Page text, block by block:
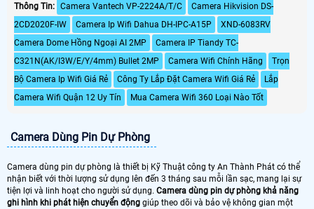
minh. Cung cấp khả năng giám sát
trực tiếp 2K để xem rõ những gì
đang xảy ra trong và xung quanh
nhà bạn
2.4GHz, 4G LTE, đèn hồng ngoại
20m và chuẩn chống nước IP66.
Sản phẩm cung cấp chất lượng hình
ảnh sắc nét, hoạt động ổn định
trong điều kiện khắc nghiệt.
Thông Tin: Camera Vantech VP-2224A/T/C
Camera Hikvision DS-
2CD2020F-IW
Camera Ip Wifi Dahua DH-IPC-A15P
XND-6083RV
Camera Dome Hồng Ngoại AI 2MP
Camera IP Tiandy TC-
C321N(AK/I3W/E/Y/4mm) Bullet 2MP
Camera Wifi Chính Hãng
Trọn
Bộ Camera Ip Wifi Giá Rẻ
Công Ty Lắp Đặt Camera Wifi Giá Rẻ
Lắp
Camera Wifi Quận 12 Uy Tín
Mua Camera Wifi 360 Loại Nào Tốt
Camera Dùng Pin Dự Phòng
Camera dùng pin dự phòng là thiết bị Kỹ Thuật công ty An Thành Phát có thể
nhận biết với thời lượng sử dụng lên đến 3 tháng sau mỗi lần sạc, mang lại sự
tiện lợi và linh hoạt cho người sử dụng. Camera dùng pin dự phòng khả năng
ghi hình khi phát hiện chuyển động giúp theo dõi và bảo vệ không gian một